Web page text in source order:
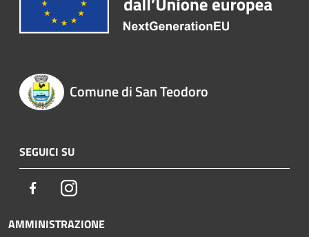
Comune di San Teodoro
SEGUICI SU
FacebookInstagram
AMMINISTRAZIONE